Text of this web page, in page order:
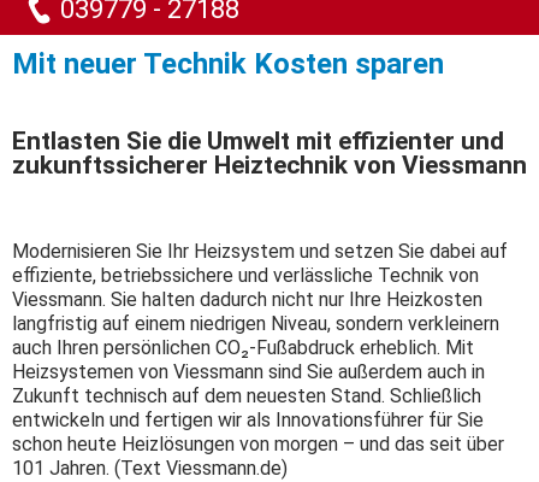
039779 - 27188
Mit neuer Technik Kosten sparen
Entlasten Sie die Umwelt mit effizienter und
zukunftssicherer Heiztechnik von Viessmann
Modernisieren Sie Ihr Heizsystem und setzen Sie dabei auf
effiziente, betriebssichere und verlässliche Technik von
Viessmann. Sie halten dadurch nicht nur Ihre Heizkosten
langfristig auf einem niedrigen Niveau, sondern verkleinern
auch Ihren persönlichen CO₂-Fußabdruck erheblich. Mit
Heizsystemen von Viessmann sind Sie außerdem auch in
Zukunft technisch auf dem neuesten Stand. Schließlich
entwickeln und fertigen wir als Innovationsführer für Sie
schon heute Heizlösungen von morgen – und das seit über
101 Jahren. (Text Viessmann.de)